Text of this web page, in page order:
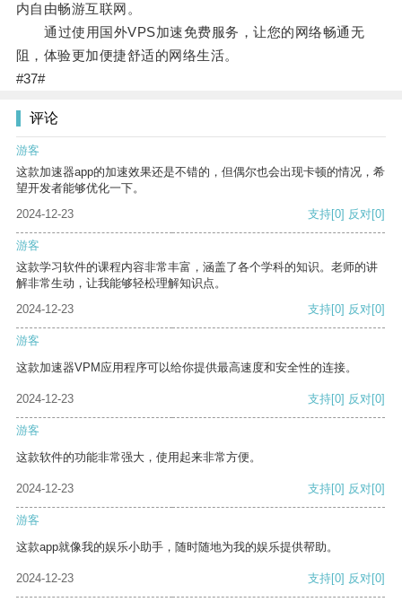
内自由畅游互联网。
通过使用国外VPS加速免费服务，让您的网络畅通无
阻，体验更加便捷舒适的网络生活。
#37#
评论
游客
这款加速器app的加速效果还是不错的，但偶尔也会出现卡顿的情况，希
望开发者能够优化一下。
2024-12-23
支持[0] 反对[0]
游客
这款学习软件的课程内容非常丰富，涵盖了各个学科的知识。老师的讲
解非常生动，让我能够轻松理解知识点。
2024-12-23
支持[0] 反对[0]
游客
这款加速器VPM应用程序可以给你提供最高速度和安全性的连接。
2024-12-23 支持[0] 反对[0]
游客
这款软件的功能非常强大，使用起来非常方便。
2024-12-23 支持[0] 反对[0]
游客
这款app就像我的娱乐小助手，随时随地为我的娱乐提供帮助。
2024-12-23 支持[0] 反对[0]